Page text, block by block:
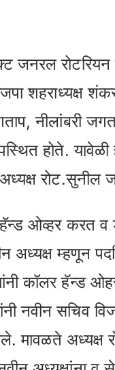
जनरल
शहराध्यक्ष
नीलांबरी
होते. यावेळी
रोट.सुनील
ओव्हर करत व
अध्यक्ष म्हणून
कॉलर हॅन्ड
नवीन सचिव
अध्यक्ष